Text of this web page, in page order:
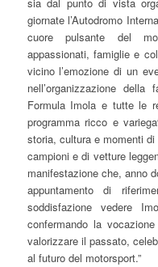
giornate l’Autodromo
cuore pulsante del
appassionati, famiglie e
vicino l’emozione di un
nell’organizzazione
Formula Imola e tutte le
programma ricco e
storia, cultura e momenti
campioni e di vetture
manifestazione che, anno
appuntamento di
soddisfazione vedere
confermando la
valorizzare il passato,
al futuro del motorsport.”